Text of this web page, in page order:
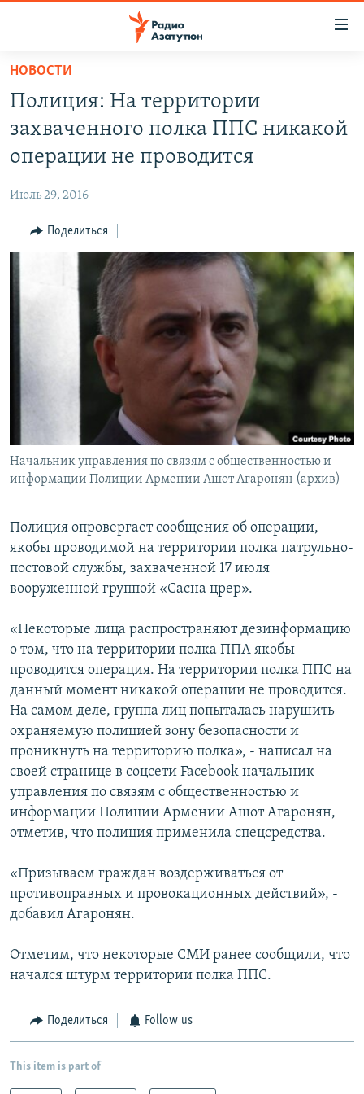
Перейти
основному
содержанию
основной
Перейти
поиску
НОВОСТИ
ЭКОНОМИКА
РЕГИОН
НАГОРНЫЙ КАРАБАХ
КУЛЬТУРА
Русский
НОВОСТИ
Полиция: На территории
захваченного полка ППС никакой
операции не проводится
Июль 29, 2016
Поделиться
Начальник управления по связям с общественностью и
информации Полиции Армении Ашот Агаронян (архив)
Полиция опровергает сообщения об операции,
якобы проводимой на территории полка патрульно-
постовой службы, захваченной 17 июля
вооруженной группой «Сасна црер».
«Некоторые лица распространяют дезинформацию
о том, что на территории полка ППА якобы
проводится операция. На территории полка ППС на
данный момент никакой операции не проводится.
На самом деле, группа лиц попыталась нарушить
охраняемую полицией зону безопасности и
проникнуть на территорию полка», - написал на
своей странице в соцсети Facebook начальник
управления по связям с общественностью и
информации Полиции Армении Ашот Агаронян,
отметив, что полиция применила спецсредства.
«Призываем граждан воздерживаться от
противоправных и провокационных действий», -
добавил Агаронян.
Отметим, что некоторые СМИ ранее сообщили, что
начался штурм территории полка ППС.
Поделиться Follow us
This item is part of